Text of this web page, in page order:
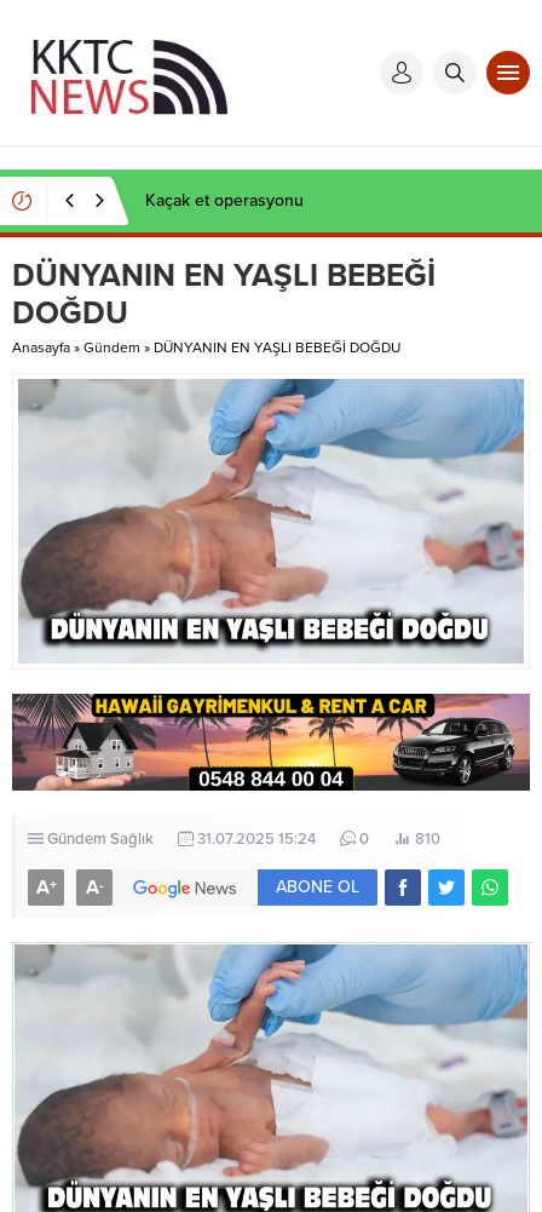
Kaçak et operasyonu
DÜNYANIN EN YAŞLI BEBEĞİ
DOĞDU
Anasayfa » Gündem » DÜNYANIN EN YAŞLI BEBEĞİ DOĞDU
Gündem Sağlık 31.07.2025 15:24 0 810
A+ A- ABONE OL